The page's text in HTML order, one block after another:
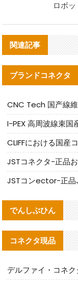
ロボ
関連記事
ブランドコネクタ
I-PEX 高周波線束国
CLIFFにおける国産
でんしぶひん
コネクタ現品
デルファイ・コネク